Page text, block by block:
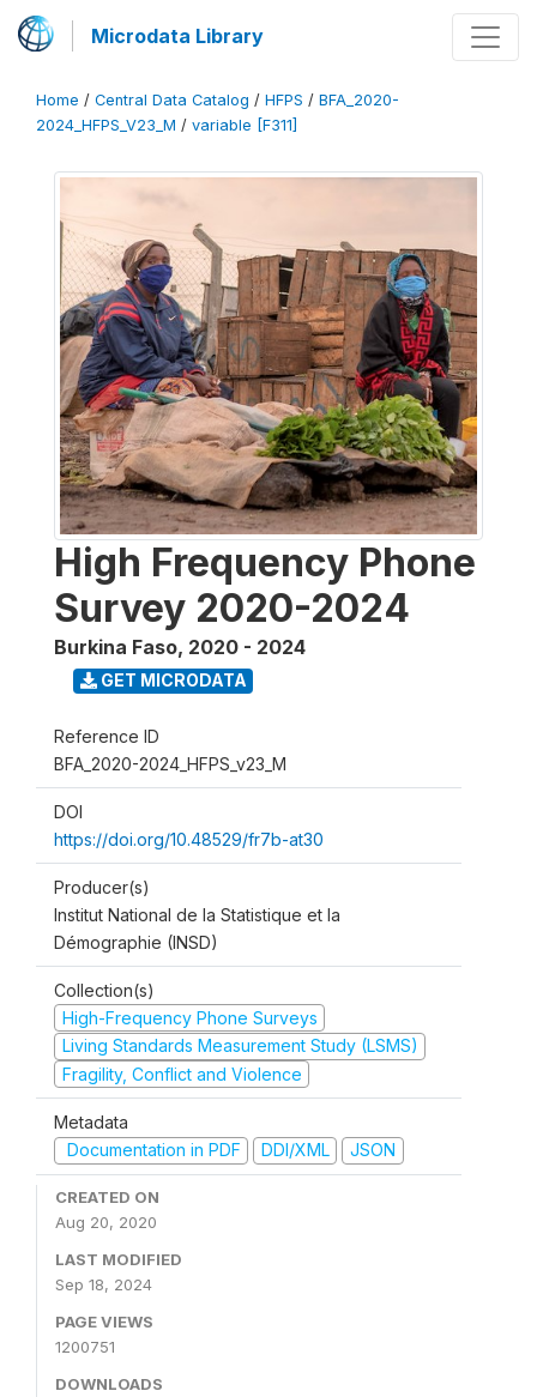
Microdata Library
Home / Central Data Catalog / HFPS / BFA_2020-
2024_HFPS_V23_M / variable [F311]
High Frequency Phone
Survey 2020-2024
Burkina Faso, 2020 - 2024
GET MICRODATA
Reference ID
BFA_2020-2024_HFPS_v23_M
DOI
https://doi.org/10.48529/fr7b-at30
Producer(s)
Institut National de la Statistique et la
Démographie (INSD)
Collection(s)
High-Frequency Phone Surveys
Living Standards Measurement Study (LSMS)
Fragility, Conflict and Violence
Metadata
Documentation in PDF
DDI/XML JSON
CREATED ON
Aug 20, 2020
LAST MODIFIED
Sep 18, 2024
PAGE VIEWS
1200751
DOWNLOADS